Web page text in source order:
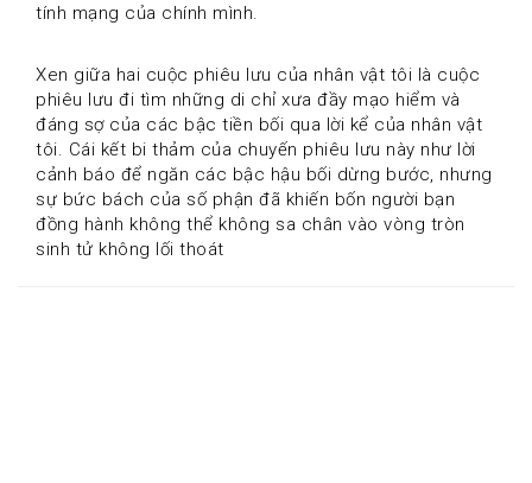
tính mạng của chính mình.
Xen giữa hai cuộc phiêu lưu của nhân vật tôi là cuộc
phiêu lưu đi tìm những di chỉ xưa đầy mạo hiểm và
đáng sợ của các bậc tiền bối qua lời kể của nhân vật
tôi. Cái kết bi thảm của chuyến phiêu lưu này như lời
cảnh báo để ngăn các bậc hậu bối dừng bước, nhưng
sự bức bách của số phận đã khiến bốn người bạn
đồng hành không thể không sa chân vào vòng tròn
sinh tử không lối thoát